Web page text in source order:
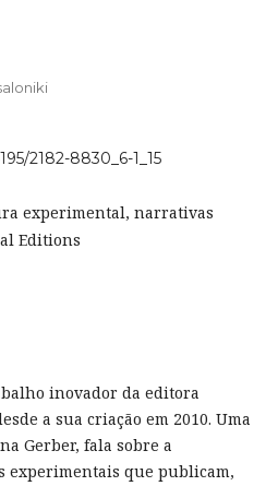
2182-8830_6-1_15
experimental, narrativas
Editions
inovador da editora
a sua criação em 2010. Uma
Gerber, fala sobre a
experimentais que publicam,